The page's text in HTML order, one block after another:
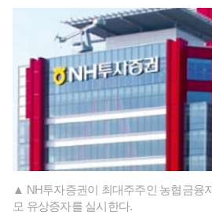
▲ NH투자증권이 최대주주인 농협금융
모 유상증자를 실시한다.